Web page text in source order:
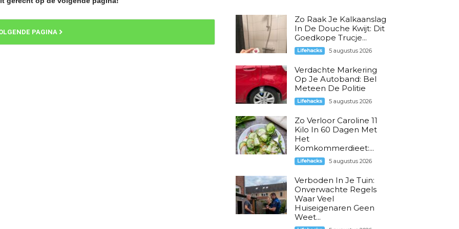
PAGINA
Zo Raak Je Kalkaanslag
In De Douche Kwijt: Dit
Goedkope Trucje...
Lifehacks 5 augustus 2026
Verdachte Markering
Op Je Autoband: Bel
Meteen De Politie
Lifehacks 5 augustus 2026
Zo Verloor Caroline 11
Kilo In 60 Dagen Met
Het
Komkommerdieet:...
Lifehacks 5 augustus 2026
Verboden In Je Tuin:
Onverwachte Regels
Waar Veel
Huiseigenaren Geen
Weet...